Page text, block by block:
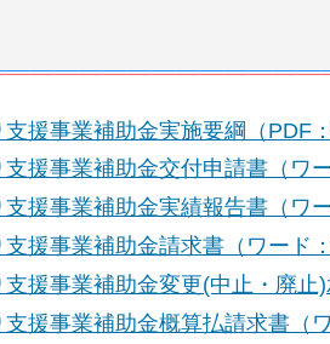
援事業補助金実施要綱（PDF：
援事業補助金交付申請書（ワ
援事業補助金実績報告書（ワ
援事業補助金請求書（ワード：
援事業補助金変更(中止・廃止
援事業補助金概算払請求書（